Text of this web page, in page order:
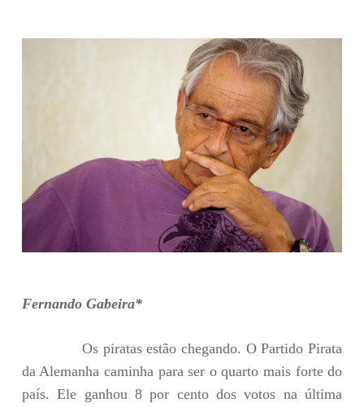
Fernando Gabeira*
Os piratas estão chegando. O Partido Pirata
da Alemanha caminha para ser o quarto mais forte do
país. Ele ganhou 8 por cento dos votos na última